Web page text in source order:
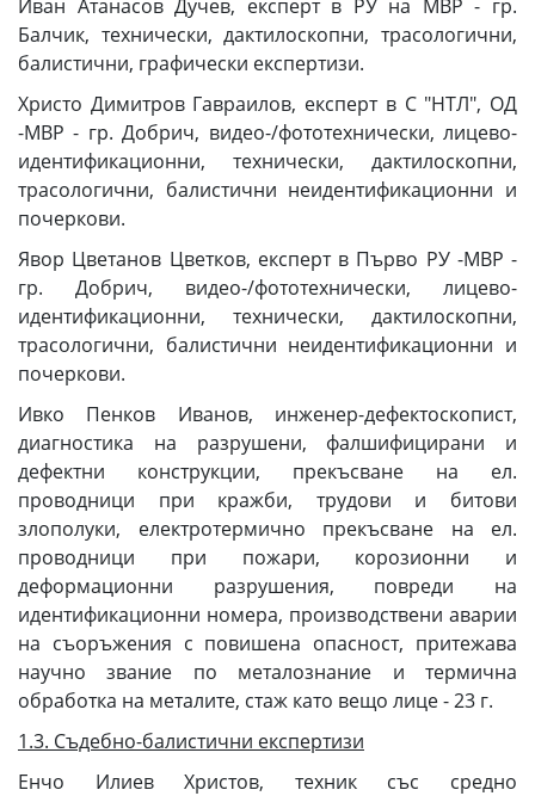
Иван Атанасов Дучев, експерт в РУ на МВР - гр.
Балчик, технически, дактилоскопни, трасологични,
балистични, графически експертизи.
Христо Димитров Гавраилов, експерт в С "НТЛ", ОД
-МВР - гр. Добрич, видео-/фототехнически, лицево-
идентификационни, технически, дактилоскопни,
трасологични, балистични неидентификационни и
почеркови.
Явор Цветанов Цветков, експерт в Първо РУ -МВР -
гр. Добрич, видео-/фототехнически, лицево-
идентификационни, технически, дактилоскопни,
трасологични, балистични неидентификационни и
почеркови.
Ивко Пенков Иванов, инженер-дефектоскопист,
диагностика на разрушени, фалшифицирани и
дефектни конструкции, прекъсване на ел.
проводници при кражби, трудови и битови
злополуки, електротермично прекъсване на ел.
проводници при пожари, корозионни и
деформационни разрушения, повреди на
идентификационни номера, производствени аварии
на съоръжения с повишена опасност, притежава
научно звание по металознание и термична
обработка на металите, стаж като вещо лице - 23 г.
1.3. Съдебно-балистични експертизи
Енчо Илиев Христов, техник със средно